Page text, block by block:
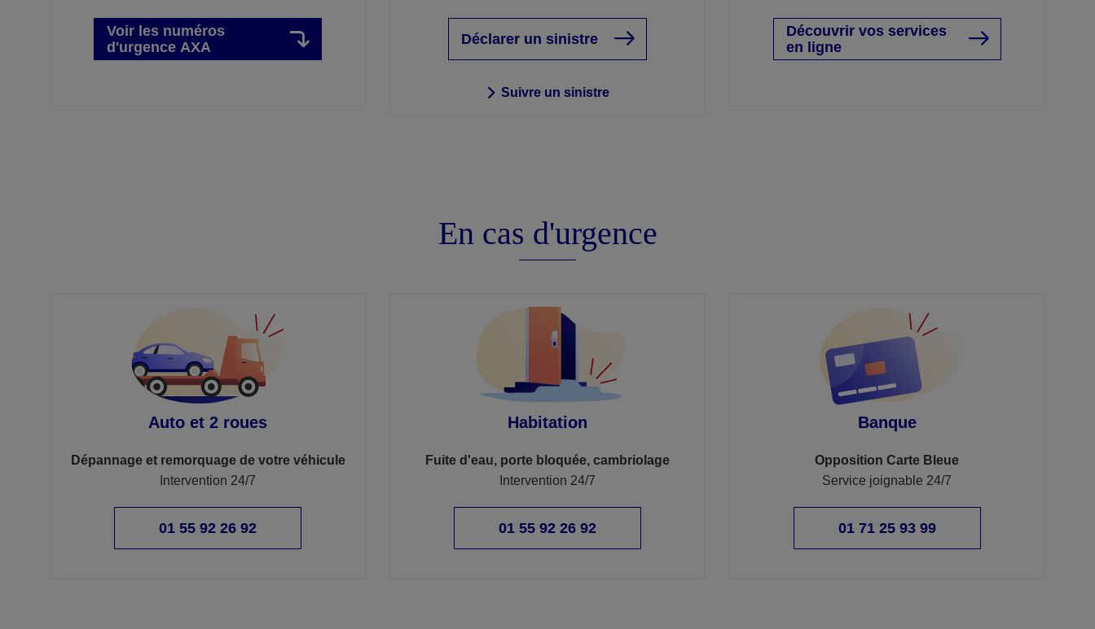
Voir les numéros
d'urgence AXA
Déclarer un sinistre
Suivre un sinistre
Découvrir vos services
en ligne
En cas d'urgence
Auto et 2 roues
Dépannage et remorquage de votre véhicule
Intervention 24/7
01 55 92 26 92
Habitation
Fuite d'eau, porte bloquée, cambriolage
Intervention 24/7
01 55 92 26 92
Banque
Opposition Carte Bleue
Service joignable 24/7
01 71 25 93 99